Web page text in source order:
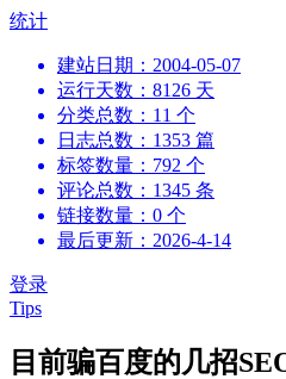
跳
统计
建站日期：2004-05-07
运行天数：8126 天
分类总数：11 个
日志总数：1353 篇
标签数量：792 个
评论总数：1345 条
链接数量：0 个
最后更新：2026-4-14
登录
Tips
目前骗百度的几招